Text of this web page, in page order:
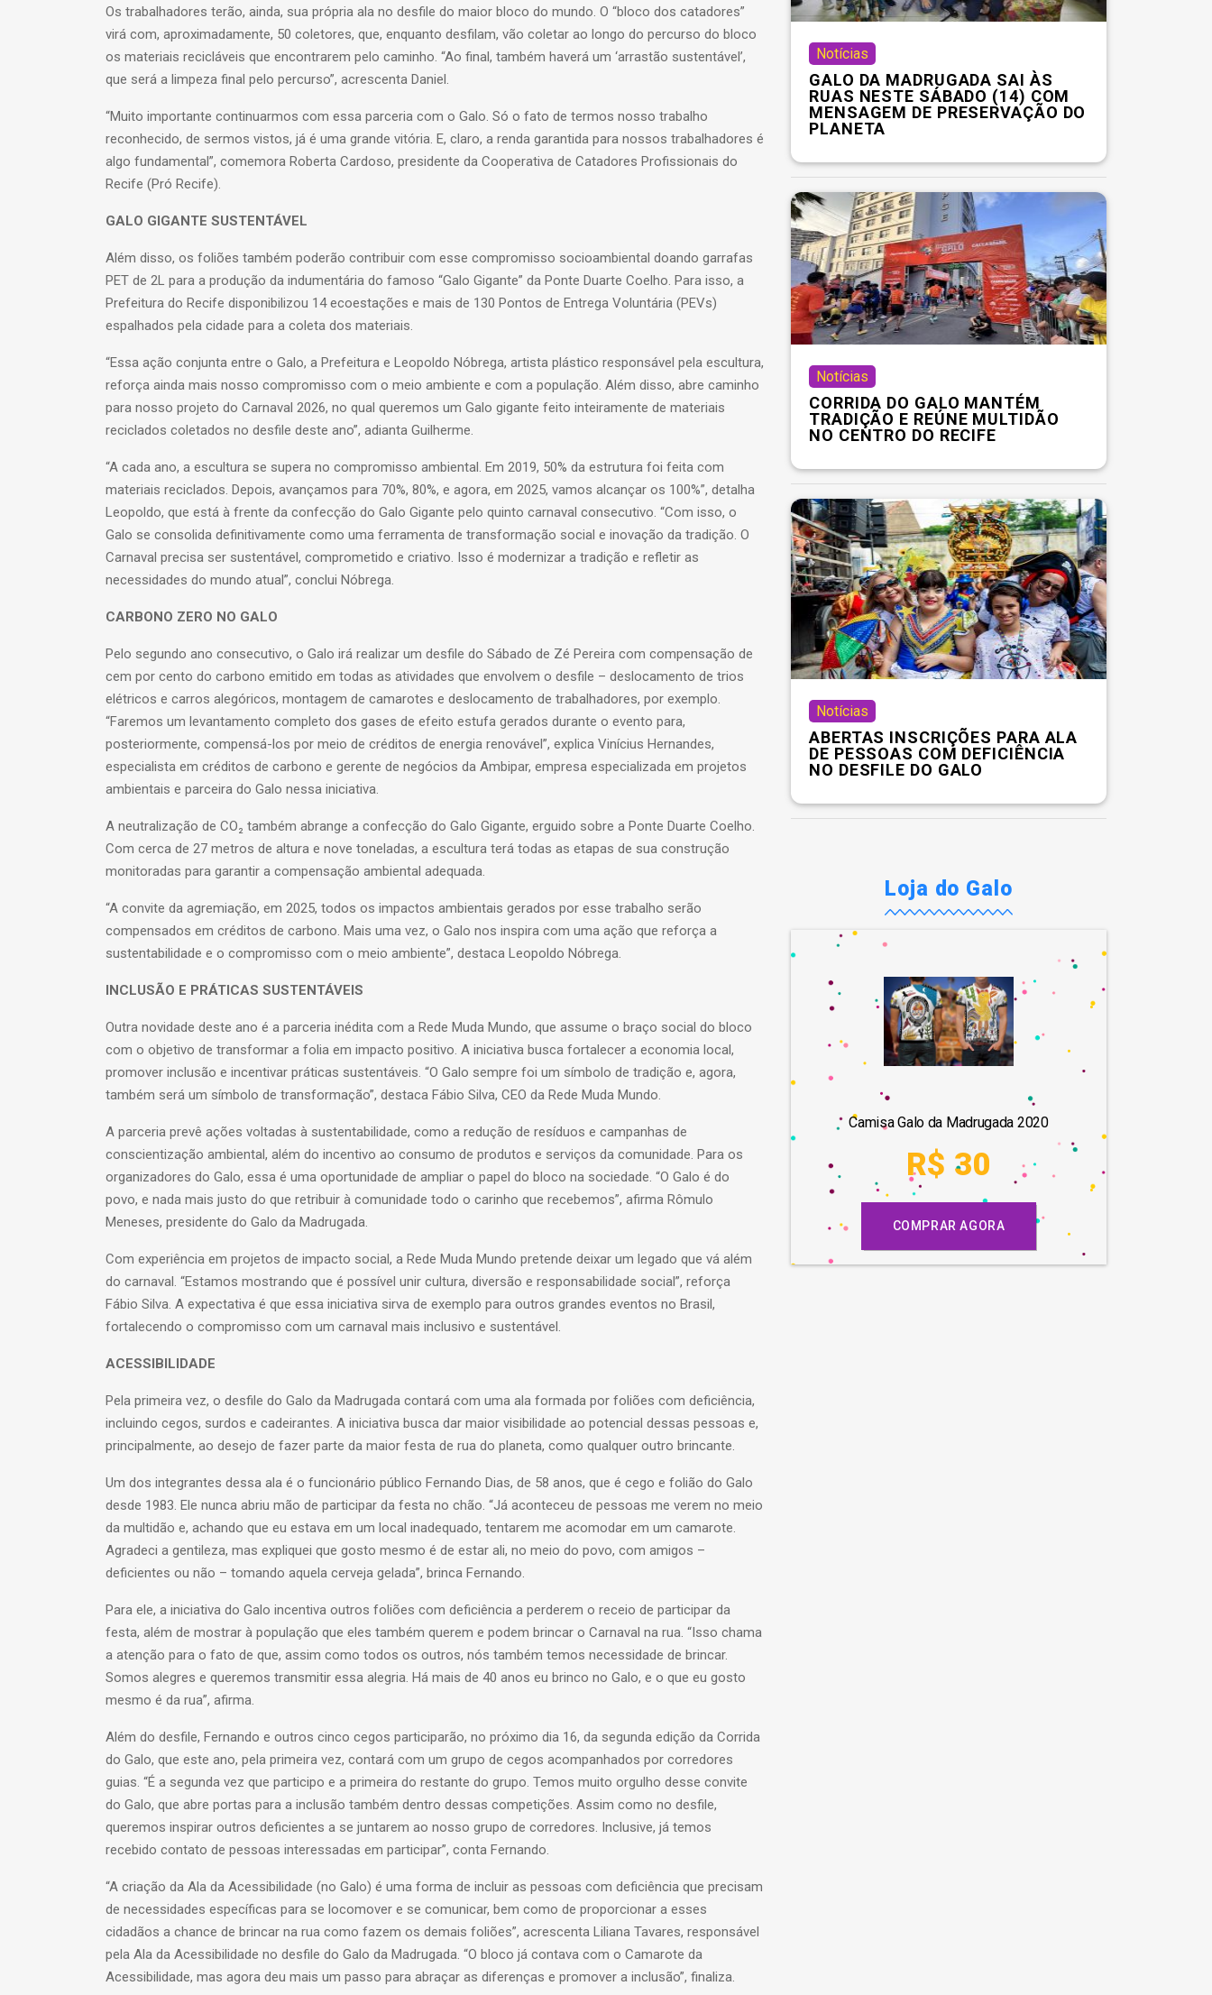
Os trabalhadores terão, ainda, sua própria ala no desfile do maior bloco do mundo. O “bloco dos catadores”
virá com, aproximadamente, 50 coletores, que, enquanto desfilam, vão coletar ao longo do percurso do bloco
os materiais recicláveis que encontrarem pelo caminho. “Ao final, também haverá um ‘arrastão sustentável’,
que será a limpeza final pelo percurso”, acrescenta Daniel.
“Muito importante continuarmos com essa parceria com o Galo. Só o fato de termos nosso trabalho
reconhecido, de sermos vistos, já é uma grande vitória. E, claro, a renda garantida para nossos trabalhadores é
algo fundamental”, comemora Roberta Cardoso, presidente da Cooperativa de Catadores Profissionais do
Recife (Pró Recife).
GALO GIGANTE SUSTENTÁVEL
Além disso, os foliões também poderão contribuir com esse compromisso socioambiental doando garrafas
PET de 2L para a produção da indumentária do famoso “Galo Gigante” da Ponte Duarte Coelho. Para isso, a
Prefeitura do Recife disponibilizou 14 ecoestações e mais de 130 Pontos de Entrega Voluntária (PEVs)
espalhados pela cidade para a coleta dos materiais.
“Essa ação conjunta entre o Galo, a Prefeitura e Leopoldo Nóbrega, artista plástico responsável pela escultura,
reforça ainda mais nosso compromisso com o meio ambiente e com a população. Além disso, abre caminho
para nosso projeto do Carnaval 2026, no qual queremos um Galo gigante feito inteiramente de materiais
reciclados coletados no desfile deste ano”, adianta Guilherme.
“A cada ano, a escultura se supera no compromisso ambiental. Em 2019, 50% da estrutura foi feita com
materiais reciclados. Depois, avançamos para 70%, 80%, e agora, em 2025, vamos alcançar os 100%”, detalha
Leopoldo, que está à frente da confecção do Galo Gigante pelo quinto carnaval consecutivo. “Com isso, o
Galo se consolida definitivamente como uma ferramenta de transformação social e inovação da tradição. O
Carnaval precisa ser sustentável, comprometido e criativo. Isso é modernizar a tradição e refletir as
necessidades do mundo atual”, conclui Nóbrega.
CARBONO ZERO NO GALO
Pelo segundo ano consecutivo, o Galo irá realizar um desfile do Sábado de Zé Pereira com compensação de
cem por cento do carbono emitido em todas as atividades que envolvem o desfile – deslocamento de trios
elétricos e carros alegóricos, montagem de camarotes e deslocamento de trabalhadores, por exemplo.
“Faremos um levantamento completo dos gases de efeito estufa gerados durante o evento para,
posteriormente, compensá-los por meio de créditos de energia renovável”, explica Vinícius Hernandes,
especialista em créditos de carbono e gerente de negócios da Ambipar, empresa especializada em projetos
ambientais e parceira do Galo nessa iniciativa.
A neutralização de CO₂ também abrange a confecção do Galo Gigante, erguido sobre a Ponte Duarte Coelho.
Com cerca de 27 metros de altura e nove toneladas, a escultura terá todas as etapas de sua construção
monitoradas para garantir a compensação ambiental adequada.
“A convite da agremiação, em 2025, todos os impactos ambientais gerados por esse trabalho serão
compensados em créditos de carbono. Mais uma vez, o Galo nos inspira com uma ação que reforça a
sustentabilidade e o compromisso com o meio ambiente”, destaca Leopoldo Nóbrega.
INCLUSÃO E PRÁTICAS SUSTENTÁVEIS
Outra novidade deste ano é a parceria inédita com a Rede Muda Mundo, que assume o braço social do bloco
com o objetivo de transformar a folia em impacto positivo. A iniciativa busca fortalecer a economia local,
promover inclusão e incentivar práticas sustentáveis. “O Galo sempre foi um símbolo de tradição e, agora,
também será um símbolo de transformação”, destaca Fábio Silva, CEO da Rede Muda Mundo.
A parceria prevê ações voltadas à sustentabilidade, como a redução de resíduos e campanhas de
conscientização ambiental, além do incentivo ao consumo de produtos e serviços da comunidade. Para os
organizadores do Galo, essa é uma oportunidade de ampliar o papel do bloco na sociedade. “O Galo é do
povo, e nada mais justo do que retribuir à comunidade todo o carinho que recebemos”, afirma Rômulo
Meneses, presidente do Galo da Madrugada.
Com experiência em projetos de impacto social, a Rede Muda Mundo pretende deixar um legado que vá além
do carnaval. “Estamos mostrando que é possível unir cultura, diversão e responsabilidade social”, reforça
Fábio Silva. A expectativa é que essa iniciativa sirva de exemplo para outros grandes eventos no Brasil,
fortalecendo o compromisso com um carnaval mais inclusivo e sustentável.
ACESSIBILIDADE
Pela primeira vez, o desfile do Galo da Madrugada contará com uma ala formada por foliões com deficiência,
incluindo cegos, surdos e cadeirantes. A iniciativa busca dar maior visibilidade ao potencial dessas pessoas e,
principalmente, ao desejo de fazer parte da maior festa de rua do planeta, como qualquer outro brincante.
Um dos integrantes dessa ala é o funcionário público Fernando Dias, de 58 anos, que é cego e folião do Galo
desde 1983. Ele nunca abriu mão de participar da festa no chão. “Já aconteceu de pessoas me verem no meio
da multidão e, achando que eu estava em um local inadequado, tentarem me acomodar em um camarote.
Agradeci a gentileza, mas expliquei que gosto mesmo é de estar ali, no meio do povo, com amigos –
deficientes ou não – tomando aquela cerveja gelada”, brinca Fernando.
Para ele, a iniciativa do Galo incentiva outros foliões com deficiência a perderem o receio de participar da
festa, além de mostrar à população que eles também querem e podem brincar o Carnaval na rua. “Isso chama
a atenção para o fato de que, assim como todos os outros, nós também temos necessidade de brincar.
Somos alegres e queremos transmitir essa alegria. Há mais de 40 anos eu brinco no Galo, e o que eu gosto
mesmo é da rua”, afirma.
Além do desfile, Fernando e outros cinco cegos participarão, no próximo dia 16, da segunda edição da Corrida
do Galo, que este ano, pela primeira vez, contará com um grupo de cegos acompanhados por corredores
guias. “É a segunda vez que participo e a primeira do restante do grupo. Temos muito orgulho desse convite
do Galo, que abre portas para a inclusão também dentro dessas competições. Assim como no desfile,
queremos inspirar outros deficientes a se juntarem ao nosso grupo de corredores. Inclusive, já temos
recebido contato de pessoas interessadas em participar”, conta Fernando.
“A criação da Ala da Acessibilidade (no Galo) é uma forma de incluir as pessoas com deficiência que precisam
de necessidades específicas para se locomover e se comunicar, bem como de proporcionar a esses
cidadãos a chance de brincar na rua como fazem os demais foliões”, acrescenta Liliana Tavares, responsável
pela Ala da Acessibilidade no desfile do Galo da Madrugada. “O bloco já contava com o Camarote da
Acessibilidade, mas agora deu mais um passo para abraçar as diferenças e promover a inclusão”, finaliza.
Notícias
GALO DA MADRUGADA SAI ÀS
RUAS NESTE SÁBADO (14) COM
MENSAGEM DE PRESERVAÇÃO DO
PLANETA
Notícias
CORRIDA DO GALO MANTÉM
TRADIÇÃO E REÚNE MULTIDÃO
NO CENTRO DO RECIFE
Notícias
ABERTAS INSCRIÇÕES PARA ALA
DE PESSOAS COM DEFICIÊNCIA
NO DESFILE DO GALO
Loja do Galo
Camisa Galo da Madrugada 2020
R$ 30
COMPRAR AGORA